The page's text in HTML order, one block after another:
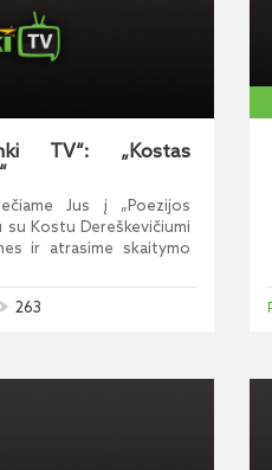
TV“: „Kostas
Jus į „Poezijos
su Kostu Dereškevičiumi
ir atrasime skaitymo
263